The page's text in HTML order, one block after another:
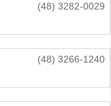
(48) 3282-0029
(48) 3266-1240